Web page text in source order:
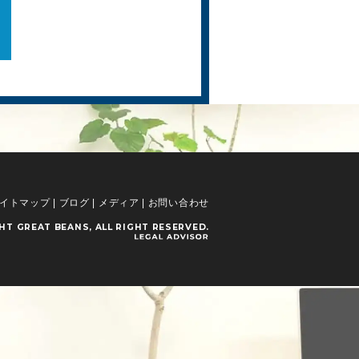
トマップ| ブログ | メディア | お問い合わせ
GREAT BEANS, ALL RIGHT RESERVED.